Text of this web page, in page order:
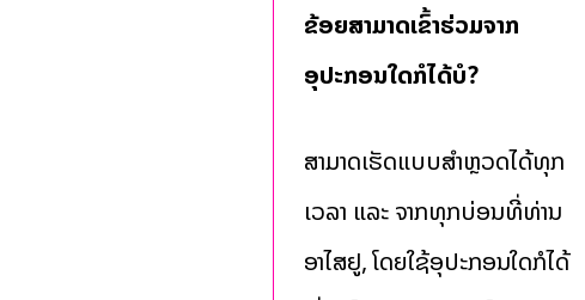
ຂ້ອຍສາມາດເຂົ້າຮ່ວມຈາກ
ອຸປະກອນໃດກໍໄດ້ບໍ?
ສາມາດເຮັດແບບສຳຫຼວດໄດ້ທຸກ
ເວລາ ແລະ ຈາກທຸກບ່ອນທີ່ທ່ານ
ອາໄສຢູ່, ໂດຍໃຊ້ອຸປະກອນໃດກໍໄດ້